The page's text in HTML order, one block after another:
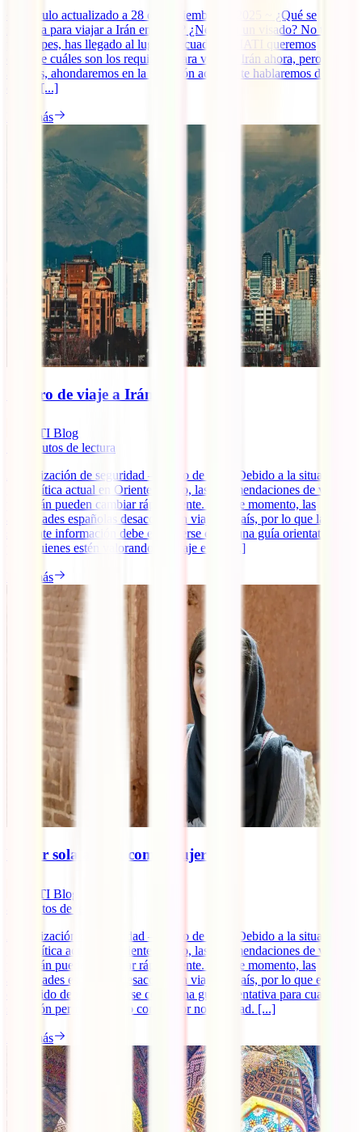
~ Artículo actualizado a 28 de septiembre de 2025 ~ ¿Qué se
necesita para viajar a Irán en 2025? ¿Necesito un visado? No te
preocupes, has llegado al lugar adecuado. En IATI queremos
contarte cuáles son los requisitos para viajar a Irán ahora, pero,
además, ahondaremos en la situación actual y te hablaremos de lo
que te [...]
Leer más
Seguro de viaje a Irán
IATI Blog
minutos de lectura
Actualización de seguridad – marzo de 2026 Debido a la situación
geopolítica actual en Oriente Medio, las recomendaciones de viaje
para Irán pueden cambiar rápidamente. En este momento, las
autoridades españolas desaconsejan viajar al país, por lo que la
siguiente información debe entenderse como una guía orientativa
para quienes estén valorando un viaje en el [...]
Leer más
Viajar sola a Iran como mujer
IATI Blog
minutos de lectura
Actualización de seguridad – marzo de 2026 Debido a la situación
geopolítica actual en Oriente Medio, las recomendaciones de viaje
para Irán pueden cambiar rápidamente. En este momento, las
autoridades españolas desaconsejan viajar al país, por lo que este
contenido debe entenderse como una guía orientativa para cuando la
situación permita hacerlo con mayor normalidad. [...]
Leer más